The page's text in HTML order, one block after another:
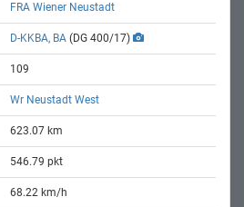
FRA Wiener Neustadt
D-KKBA, BA (DG 400/17)
109
Wr Neustadt West
623.07 km
546.79 pkt
68.22 km/h